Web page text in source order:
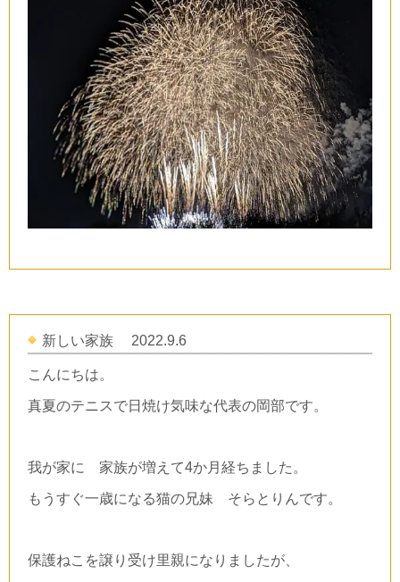
新しい家族 2022.9.6
こんにちは。
真夏のテニスで日焼け気味な代表の岡部です。
我が家に 家族が増えて4か月経ちました。
もうすぐ一歳になる猫の兄妹 そらとりんです。
保護ねこを譲り受け里親になりましたが、